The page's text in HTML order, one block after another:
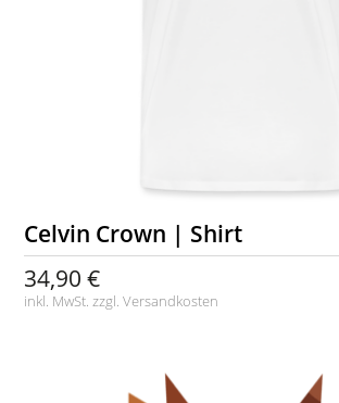
Celvin Crown | Shirt
34,90 €
inkl. MwSt. zzgl.Versandkosten